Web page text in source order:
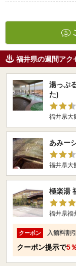
福井県の週間アク
湯っぷ
た)
福井県大
あみー
福井県大
極楽湯
福井県福
クーポン 入館料割引
クーポン提示で5